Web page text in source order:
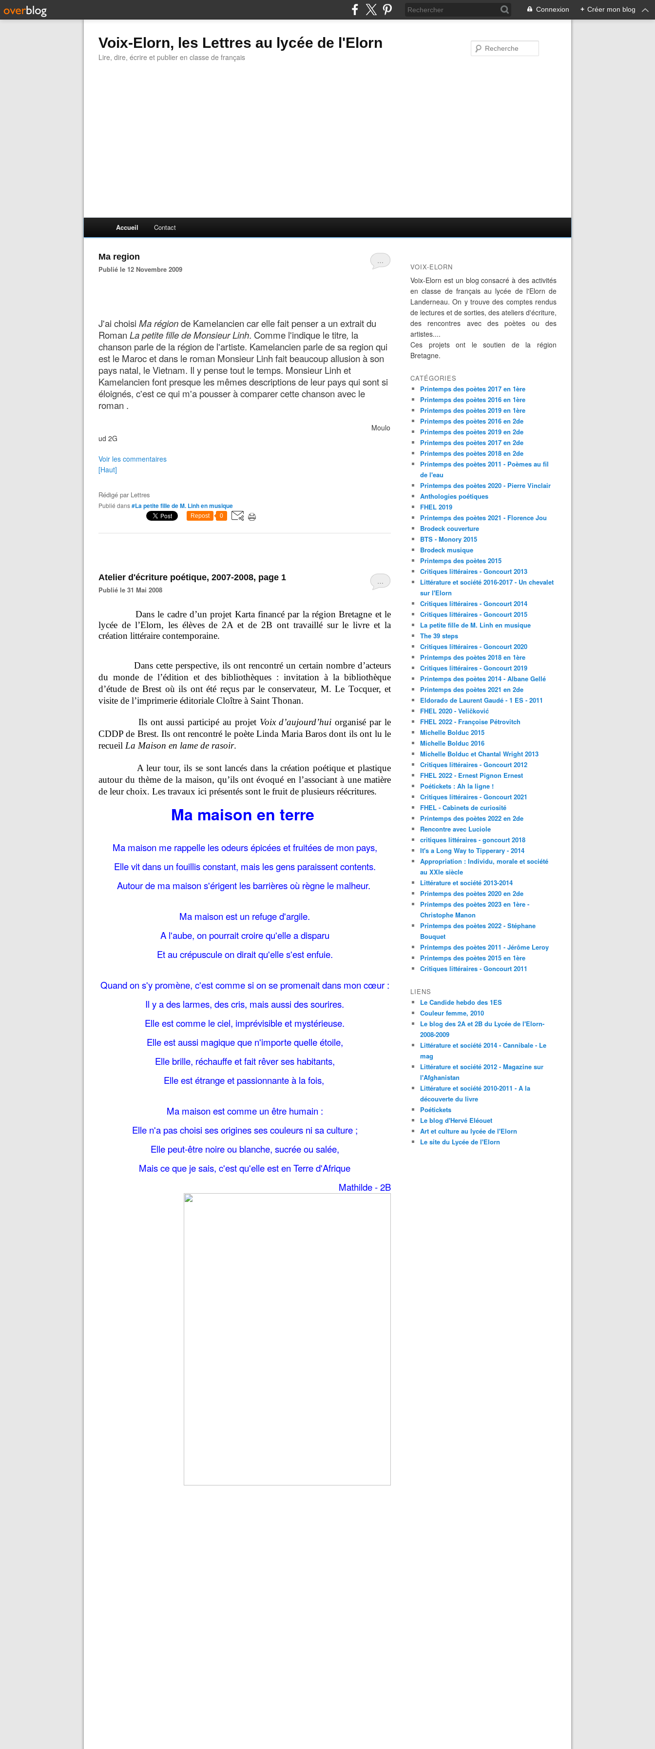
Connexion + Créer mon blog
Voix-Elorn, les Lettres au lycée de l'Elorn
Lire, dire, écrire et publier en classe de français
Accueil Contact
…
Ma region
Publié le 12 Novembre 2009
J'ai choisi Ma régionde Kamelancien car elle fait penser a un extrait du
Roman La petite fille de Monsieur Linh. Comme l'indique le titre, la
chanson parle de la région de l'artiste. Kamelancien parle de sa region qui
est le Maroc et dans le roman Monsieur Linh fait beaucoup allusion à son
pays natal, le Vietnam. Il y pense tout le temps. Monsieur Linh et
Kamelancien font presque les mêmes descriptions de leur pays qui sont si
éloignés, c'est ce qui m'a pousser à comparer cette chanson avec le
roman .
Moulo
ud 2G
Voir les commentaires
[Haut]
Rédigé par Lettres
Publié dans#La petite fille de M. Linh en musique
Repost 0
…
Atelier d'écriture poétique, 2007-2008, page 1
Publié le 31 Mai 2008
Dans le cadre d’un projet Karta financé par la région Bretagne et le
lycée de l’Elorn, les élèves de 2A et de 2B ont travaillé sur le livre et la
création littéraire contemporaine.
Dans cette perspective, ils ont rencontré un certain nombre d’acteurs
du monde de l’édition et des bibliothèques : invitation à la bibliothèque
d’étude de Brest où ils ont été reçus par le conservateur, M. Le Tocquer, et
visite de l’imprimerie éditoriale Cloître à Saint Thonan.
Ils ont aussi participé au projet Voix d’aujourd’hui organisé par le
CDDP de Brest. Ils ont rencontré le poète Linda Maria Baros dont ils ont lu le
recueil La Maison en lame de rasoir.
A leur tour, ils se sont lancés dans la création poétique et plastique
autour du thème de la maison, qu’ils ont évoqué en l’associant à une matière
de leur choix. Les travaux ici présentés sont le fruit de plusieurs réécritures.
Ma maison en terre
Ma maison me rappelle les odeurs épicées et fruitées de mon pays,
Elle vit dans un fouillis constant, mais les gens paraissent contents.
Autour de ma maison s'érigent les barrières où règne le malheur.
Ma maison est un refuge d'argile.
A l'aube, on pourrait croire qu'elle a disparu
Et au crépuscule on dirait qu'elle s'est enfuie.
Quand on s'y promène, c'est comme si on se promenait dans mon cœur :
Il y a des larmes, des cris, mais aussi des sourires.
Elle est comme le ciel, imprévisible et mystérieuse.
Elle est aussi magique que n'importe quelle étoile,
Elle brille, réchauffe et fait rêver ses habitants,
Elle est étrange et passionnante à la fois,
Ma maison est comme un être humain :
Elle n'a pas choisi ses origines ses couleurs ni sa culture ;
Elle peut-être noire ou blanche, sucrée ou salée,
Mais ce que je sais, c'est qu'elle est en Terre d'Afrique
Mathilde - 2B
VOIX-ELORN
Voix-Elorn est un blog consacré à des activités
en classe de français au lycée de l'Elorn de
Landerneau. On y trouve des comptes rendus
de lectures et de sorties, des ateliers d'écriture,
des rencontres avec des poètes ou des
artistes....
Ces projets ont le soutien de la région
Bretagne.
CATÉGORIES
Printemps des poètes 2017 en 1ère
Printemps des poètes 2016 en 1ère
Printemps des poètes 2019 en 1ère
Printemps des poètes 2016 en 2de
Printemps des poètes 2019 en 2de
Printemps des poètes 2017 en 2de
Printemps des poètes 2018 en 2de
Printemps des poètes 2011 - Poèmes au fil
de l'eau
Printemps des poètes 2020 - Pierre Vinclair
Anthologies poétiques
FHEL 2019
Printemps des poètes 2021 - Florence Jou
Brodeck couverture
BTS - Monory 2015
Brodeck musique
Printemps des poètes 2015
Critiques littéraires - Goncourt 2013
Littérature et société 2016-2017 - Un chevalet
sur l'Elorn
Critiques littéraires - Goncourt 2014
Critiques littéraires - Goncourt 2015
La petite fille de M. Linh en musique
The 39 steps
Critiques littéraires - Goncourt 2020
Printemps des poètes 2018 en 1ère
Critiques littéraires - Goncourt 2019
Printemps des poètes 2014 - Albane Gellé
Printemps des poètes 2021 en 2de
Eldorado de Laurent Gaudé - 1 ES - 2011
FHEL 2020 - Veličković
FHEL 2022 - Françoise Pétrovitch
Michelle Bolduc 2015
Michelle Bolduc 2016
Michelle Bolduc et Chantal Wright 2013
Critiques littéraires - Goncourt 2012
FHEL 2022 - Ernest Pignon Ernest
Poétickets : Ah la ligne !
Critiques littéraires - Goncourt 2021
FHEL - Cabinets de curiosité
Printemps des poètes 2022 en 2de
Rencontre avec Luciole
critiques littéraires - goncourt 2018
It's a Long Way to Tipperary - 2014
Appropriation : Individu, morale et société
au XXIe siècle
Littérature et société 2013-2014
Printemps des poètes 2020 en 2de
Printemps des poètes 2023 en 1ère -
Christophe Manon
Printemps des poètes 2022 - Stéphane
Bouquet
Printemps des poètes 2011 - Jérôme Leroy
Printemps des poètes 2015 en 1ère
Critiques littéraires - Goncourt 2011
LIENS
Le Candide hebdo des 1ES
Couleur femme, 2010
Le blog des 2A et 2B du Lycée de l'Elorn-
2008-2009
Littérature et société 2014 - Cannibale - Le
mag
Littérature et société 2012 - Magazine sur
l'Afghanistan
Littérature et société 2010-2011 - A la
découverte du livre
Poétickets
Le blog d'Hervé Eléouet
Art et culture au lycée de l'Elorn
Le site du Lycée de l'Elorn